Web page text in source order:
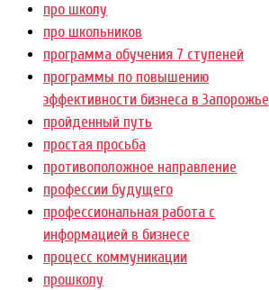
про школу
про школьников
программа обучения 7 ступеней
программы по повышению
эффективности бизнеса в Запорожье
пройденный путь
простая просьба
противоположное направление
профессии будущего
профессиональная работа с
информацией в бизнесе
процесс коммуникации
прошколу